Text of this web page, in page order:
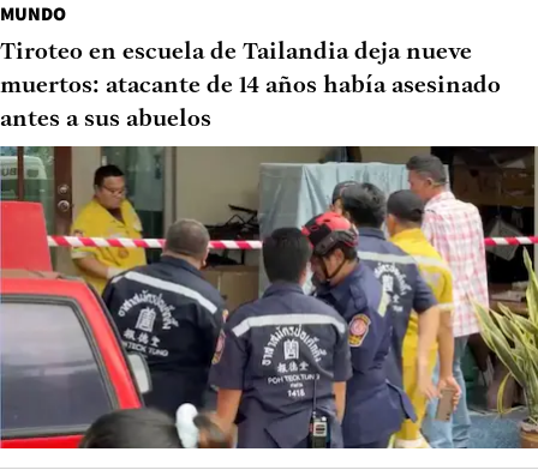
MUNDO
Tiroteo en escuela de Tailandia deja nueve
muertos: atacante de 14 años había asesinado
antes a sus abuelos